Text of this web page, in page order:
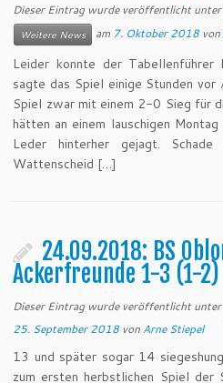
Dieser Eintrag wurde veröffentlicht unter
Weitere News
am 7. Oktober 2018 von
Leider konnte der Tabellenführer
sagte das Spiel einige Stunden
Spiel zwar mit einem 2-0 Sieg für
hätten an einem lauschigen
Leder hinterher gejagt.
Wattenscheid […]
24.09.2018: BS
Ackerfreunde 1-3 (1-2)
Dieser Eintrag wurde veröffentlicht unter
25. September 2018 von Arne Stiepel
13 und später sogar 14
zum ersten herbstlichen Spiel der